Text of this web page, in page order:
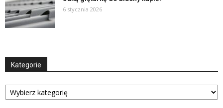
6 stycznia 2026
Kategorie
Kategorie